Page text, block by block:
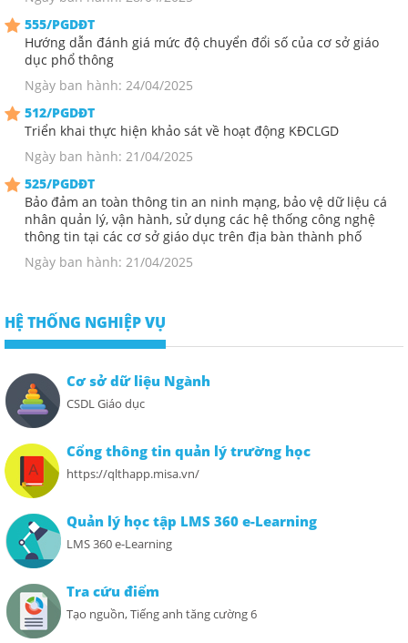
555/PGDĐT
Hướng dẫn đánh giá mức độ chuyển đổi số của cơ sở giáo
dục phổ thông
Ngày ban hành: 24/04/2025
512/PGDĐT
Triển khai thực hiện khảo sát về hoạt động KĐCLGD
Ngày ban hành: 21/04/2025
525/PGDĐT
Bảo đảm an toàn thông tin an ninh mạng, bảo vệ dữ liệu cá
nhân quản lý, vận hành, sử dụng các hệ thống công nghệ
thông tin tại các cơ sở giáo dục trên địa bàn thành phố
Ngày ban hành: 21/04/2025
HỆ THỐNG NGHIỆP VỤ
Cơ sở dữ liệu Ngành
CSDL Giáo dục
Cổng thông tin quản lý trường học
https://qlthapp.misa.vn/
Quản lý học tập LMS 360 e-Learning
LMS 360 e-Learning
Tra cứu điểm
Tạo nguồn, Tiếng anh tăng cường 6